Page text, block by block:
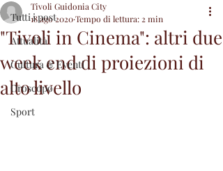
Tutti i post
Attualità
Cultura & Eventi
Oroscopo
Sport
"Tivoli in Cinema": altri due
week end di proiezioni di
alto livello
Tivoli Guidonia City
18 ago 2020Tempo di lettura: 2 min